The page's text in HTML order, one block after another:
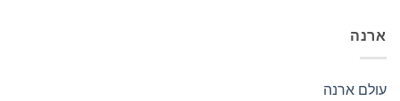
ארנה
עולם ארנה